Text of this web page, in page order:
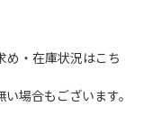
・在庫状況はこち
場合もございます。